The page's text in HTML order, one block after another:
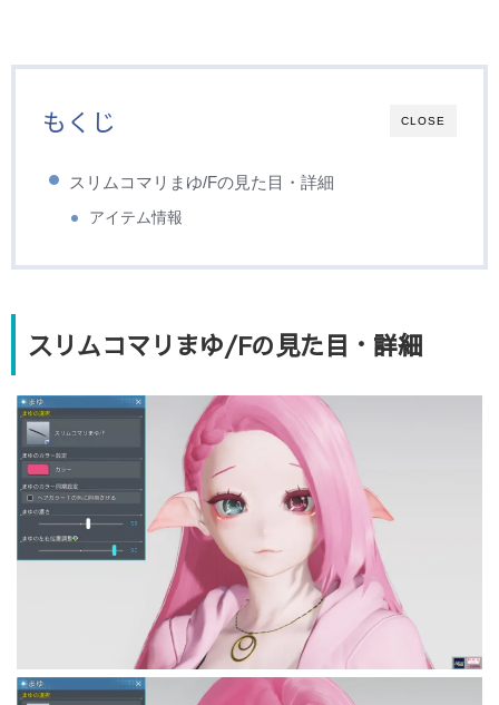
CLOSE
もくじ
スリムコマリまゆ/Fの見た目・詳細
アイテム情報
スリムコマリまゆ/Fの見た目・詳細